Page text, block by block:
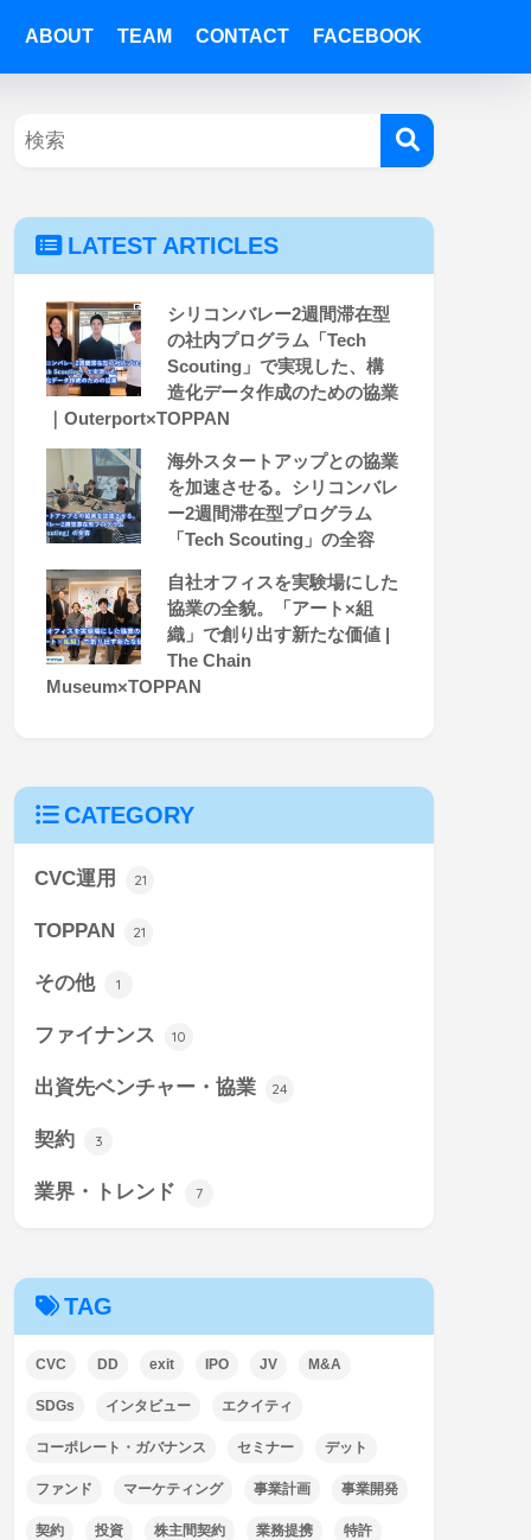
ABOUT TEAM CONTACT FACEBOOK
LATEST ARTICLES
シリコンバレー2週間滞在型
の社内プログラム「Tech
Scouting」で実現した、構
造化データ作成のための協業
｜Outerport×TOPPAN
海外スタートアップとの協業
を加速させる。シリコンバレ
ー2週間滞在型プログラム
「Tech Scouting」の全容
自社オフィスを実験場にした
協業の全貌。「アート×組
織」で創り出す新たな価値 |
The Chain
Museum×TOPPAN
CATEGORY
CVC運用 21
TOPPAN 21
その他 1
ファイナンス 10
出資先ベンチャー・協業 24
契約 3
業界・トレンド 7
TAG
CVC DD exit IPO JV M&A
SDGs インタビュー エクイティ
コーポレート・ガバナンス セミナー デット
ファンド マーケティング 事業計画 事業開発
契約 投資 株主間契約 業務提携 特許